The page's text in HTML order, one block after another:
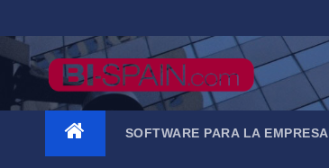
al
contenido
SOFTWARE PARA LA EMPRESA